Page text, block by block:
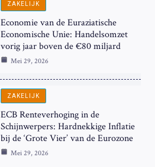
ZAKELIJK
Economie van de Euraziatische
Economische Unie: Handelsomzet
vorig jaar boven de €80 miljard
Mei 29, 2026
ZAKELIJK
ECB Renteverhoging in de
Schijnwerpers: Hardnekkige Inflatie
bij de ‘Grote Vier’ van de Eurozone
Mei 29, 2026